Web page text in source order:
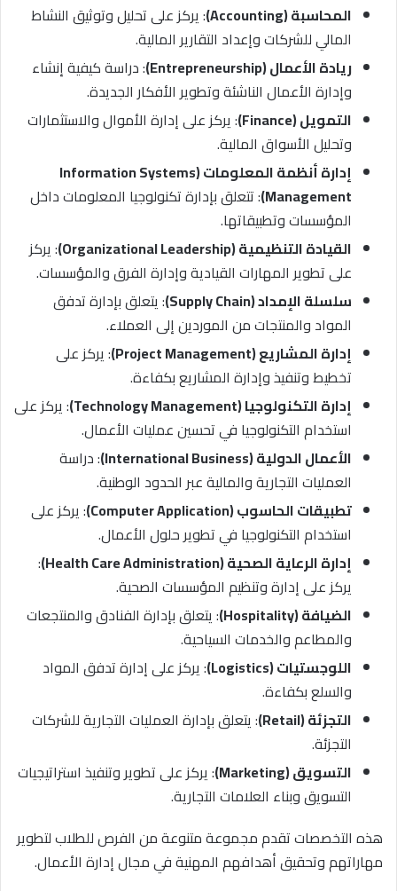
المحاسبة (Accounting)
: يركز على تحليل وتوثيق النشاط
المالي للشركات وإعداد التقارير المالية.
ريادة الأعمال (Entrepreneurship)
: دراسة كيفية إنشاء
وإدارة الأعمال الناشئة وتطوير الأفكار الجديدة.
التمويل (Finance)
: يركز على إدارة الأموال والاستثمارات
وتحليل الأسواق المالية.
إدارة أنظمة المعلومات (Information Systems
Management) : تتعلق بإدارة تكنولوجيا المعلومات داخل
المؤسسات وتطبيقاتها.
القيادة التنظيمية (Organizational Leadership)
: يركز
على تطوير المهارات القيادية وإدارة الفرق والمؤسسات.
سلسلة الإمداد (Supply Chain)
: يتعلق بإدارة تدفق
المواد والمنتجات من الموردين إلى العملاء.
إدارة المشاريع (Project Management)
: يركز على
تخطيط وتنفيذ وإدارة المشاريع بكفاءة.
إدارة التكنولوجيا (Technology Management)
: يركز على
استخدام التكنولوجيا في تحسين عمليات الأعمال.
الأعمال الدولية (International Business)
: دراسة
العمليات التجارية والمالية عبر الحدود الوطنية.
تطبيقات الحاسوب (Computer Application)
: يركز على
استخدام التكنولوجيا في تطوير حلول الأعمال.
إدارة الرعاية الصحية (Health Care Administration)
:
يركز على إدارة وتنظيم المؤسسات الصحية.
الضيافة (Hospitality)
: يتعلق بإدارة الفنادق والمنتجعات
والمطاعم والخدمات السياحية.
اللوجستيات (Logistics)
: يركز على إدارة تدفق المواد
والسلع بكفاءة.
التجزئة (Retail)
: يتعلق بإدارة العمليات التجارية للشركات
التجزئة.
التسويق (Marketing)
: يركز على تطوير وتنفيذ استراتيجيات
التسويق وبناء العلامات التجارية.
هذه التخصصات تقدم مجموعة متنوعة من الفرص للطلاب لتطوير
مهاراتهم وتحقيق أهدافهم المهنية في مجال إدارة الأعمال.